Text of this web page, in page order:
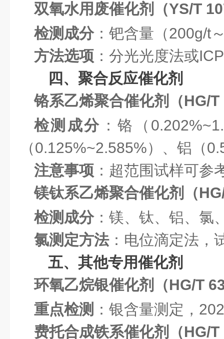
双氧水用废催化剂（YS/T
检测成分：钯含量（200g/t
方法选项 ：分光光度法或
四、聚合反应催化剂
铬系乙烯聚合催化剂（HG/
检测成分 ：铬（
（0.125%~2.585%）、铝（
注意事项 ：超范围试样可参
镁钛系乙烯聚合催化剂（
检测成分：镁、钛、铝、氯
氯测定方法：电位滴定法，
五、其他专用催化剂
环氧乙烷银催化剂（HG/T
重点检测 ：银含量测定，
费托合成铁系催化剂（HG/